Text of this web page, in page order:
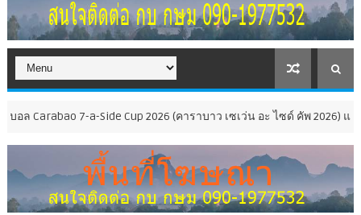
7-a-Side Cup 2026 (คาราบาว เซเว่น อะ ไซด์ คัพ 2026) แข่งระบบลี